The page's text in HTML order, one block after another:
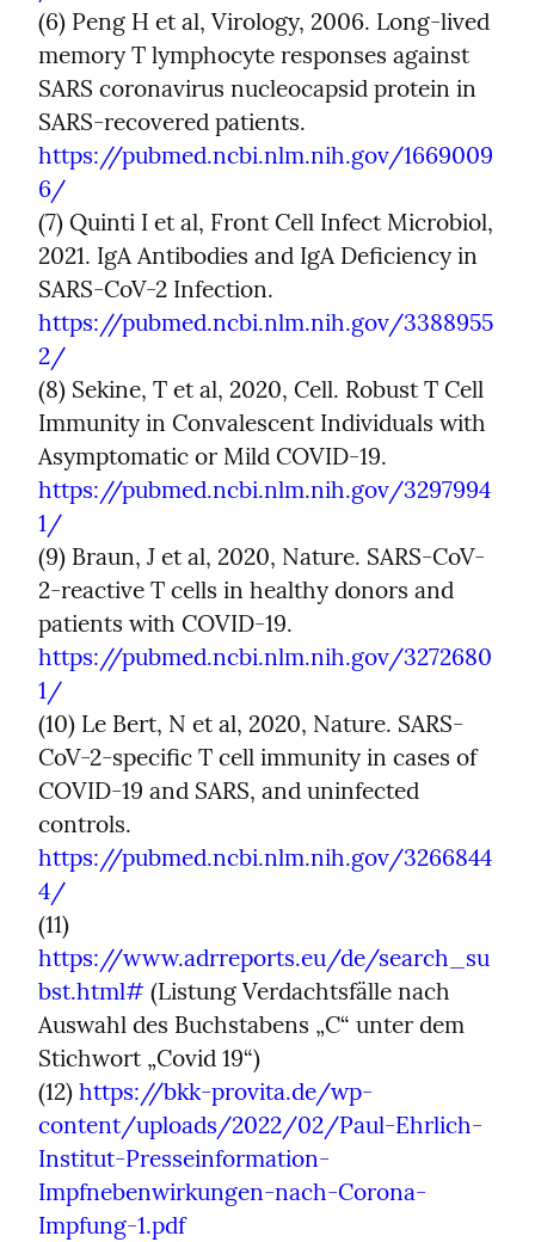
(6) Peng H et al, Virology, 2006. Long-lived
memory T lymphocyte responses against
SARS coronavirus nucleocapsid protein in
https://pubmed.ncbi.nlm.nih.gov/1669009
6/
(7) Quinti I et al, Front Cell Infect Microbiol,
2021. IgA Antibodies and IgA Deficiency in
https://pubmed.ncbi.nlm.nih.gov/3388955
2/
(8) Sekine, T et al, 2020, Cell. Robust T Cell
Immunity in Convalescent Individuals with
https://pubmed.ncbi.nlm.nih.gov/3297994
1/
(9) Braun, J et al, 2020, Nature. SARS-CoV-
2-reactive T cells in healthy donors and
https://pubmed.ncbi.nlm.nih.gov/3272680
1/
(10) Le Bert, N et al, 2020, Nature. SARS-
CoV-2-specific T cell immunity in cases of
COVID-19 and SARS, and uninfected
https://pubmed.ncbi.nlm.nih.gov/3266844
4/
https://www.adrreports.eu/de/search_su
bst.html# (Listung Verdachtsfälle nach
Auswahl des Buchstabens „C“ unter dem
Stichwort „Covid 19“)
(12) https://bkk-provita.de/wp-
content/uploads/2022/02/Paul-Ehrlich-
Institut-Presseinformation-
Impfnebenwirkungen-nach-Corona-
Impfung-1.pdf